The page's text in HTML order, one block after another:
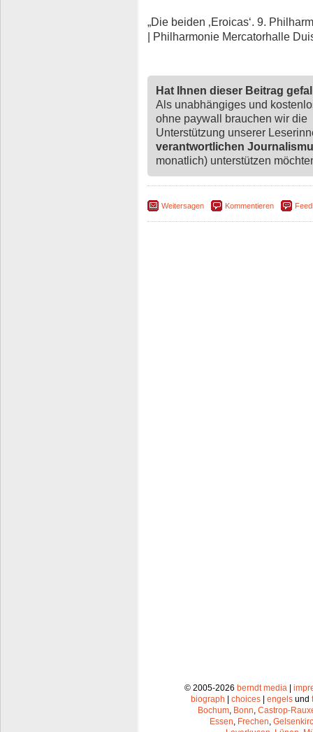
„Die beiden ‚Eroicas‘. 9.
| Philharmonie Mercatorhalle
Hat Ihnen dieser Beitrag
Als unabhängiges und
ohne paywall brauchen wir die
Unterstützung unserer
verantwortlichen
monatlich) unterstützen
Weitersagen Kommentieren
© 2005-2026 berndt media|
biograph
choices engels und
Bochum, Bonn, Castrop-
Essen, Frechen,